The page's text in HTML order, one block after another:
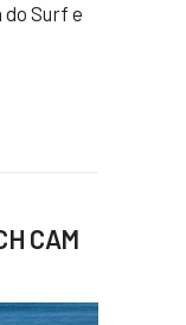
Surf e
CAM